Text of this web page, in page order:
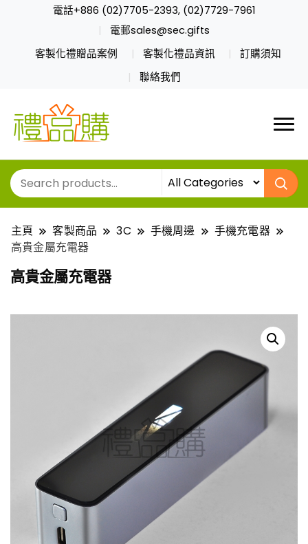
電話+886 (02)7705-2393, (02)7729-7961
電郵sales@sec.gifts
客製化禮贈品案例
客製化禮品資訊
訂購須知
聯絡我們
主頁 客製商品 3C 手機周邊
手機充電器
高貴金屬充電器
高貴金屬充電器